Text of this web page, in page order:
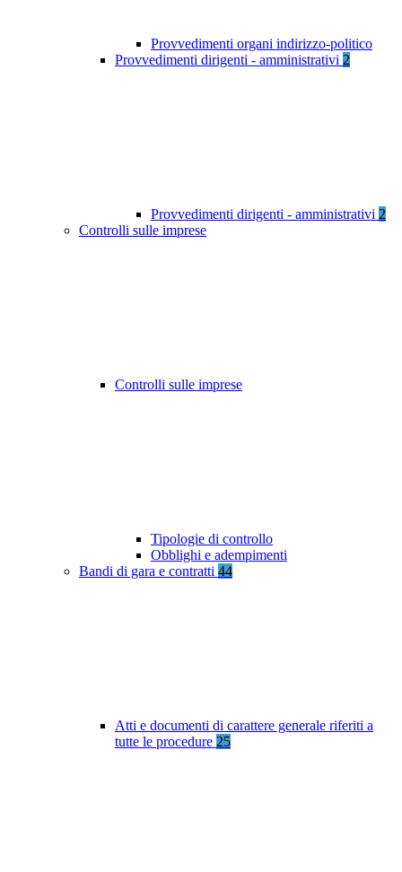
Provvedimenti organi indirizzo-politico
Provvedimenti dirigenti - amministrativi 2
Provvedimenti dirigenti - amministrativi 2
Controlli sulle imprese
Controlli sulle imprese
Tipologie di controllo
Obblighi e adempimenti
Bandi di gara e contratti 44
Atti e documenti di carattere generale riferiti a
tutte le procedure 25